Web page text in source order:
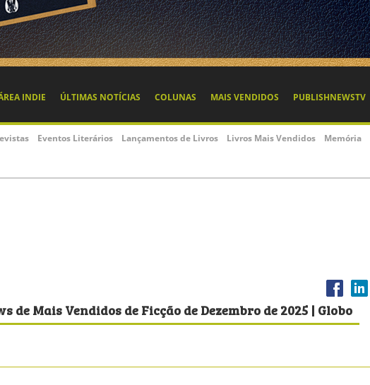
INDIE ÚLTIMAS NOTÍCIAS COLUNAS MAIS VENDIDOS PUBLISHNEWSTV
Eventos Literários Lançamentos de Livros Livros Mais Vendidos Memória
de Mais Vendidos de Ficção de Dezembro de 2025 | Globo